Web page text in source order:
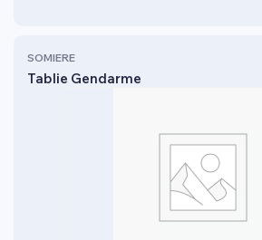
SOMIERE
Tablie Gendarme